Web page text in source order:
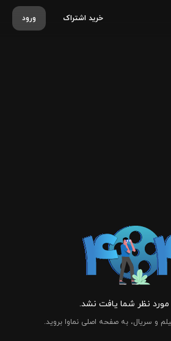
ورود خرید اشتراک
نظر شما یافت نشد.
و سریال، به صفحه اصلی نماوا بروید.